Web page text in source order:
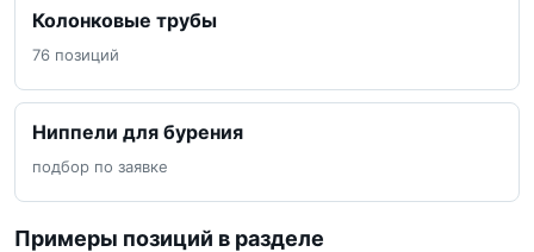
Колонковые трубы
76 позиций
Ниппели для бурения
подбор по заявке
Примеры позиций в разделе